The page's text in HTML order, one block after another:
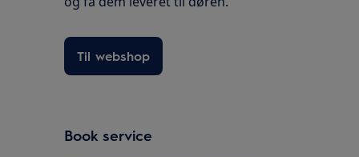
Til webshop
Book service